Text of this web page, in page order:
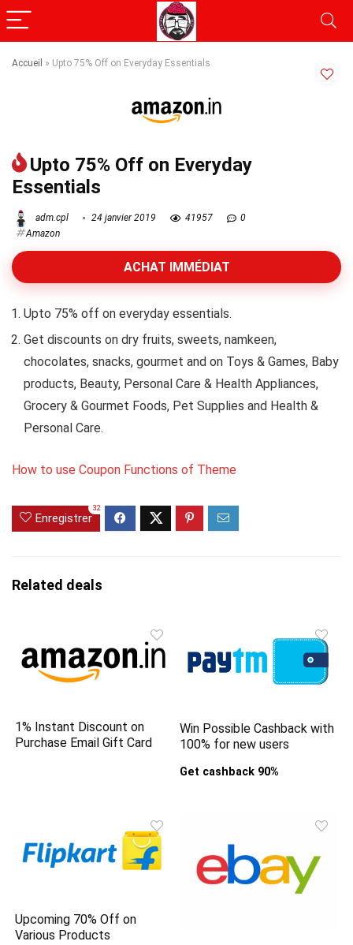
Accueil » Upto 75% Off on Everyday Essentials
Upto 75% Off on Everyday
Essentials
adm.cpl 24 janvier 2019 41957
0
Amazon
ACHAT IMMÉDIAT
Upto 75% off on everyday essentials.
Get discounts on dry fruits, sweets, namkeen,
chocolates, snacks, gourmet and on Toys & Games, Baby
products, Beauty, Personal Care & Health Appliances,
Grocery & Gourmet Foods, Pet Supplies and Health &
Personal Care.
How to use Coupon Functions of Theme
Enregistrer
32
Related deals
1% Instant Discount on
Purchase Email Gift Card
Win Possible Cashback with
100% for new users
Get cashback 90%
Upcoming 70% Off on
Various Products